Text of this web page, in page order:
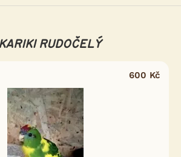
RUDOČELÝ
600 Kč